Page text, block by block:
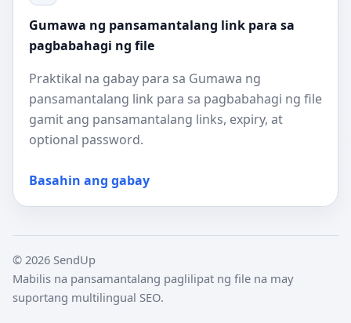
Gumawa ng pansamantalang link para sa
pagbabahagi ng file
Praktikal na gabay para sa Gumawa ng
pansamantalang link para sa pagbabahagi ng file
gamit ang pansamantalang links, expiry, at
optional password.
Basahin ang gabay
© 2026 SendUp
Mabilis na pansamantalang paglilipat ng file na may
suportang multilingual SEO.